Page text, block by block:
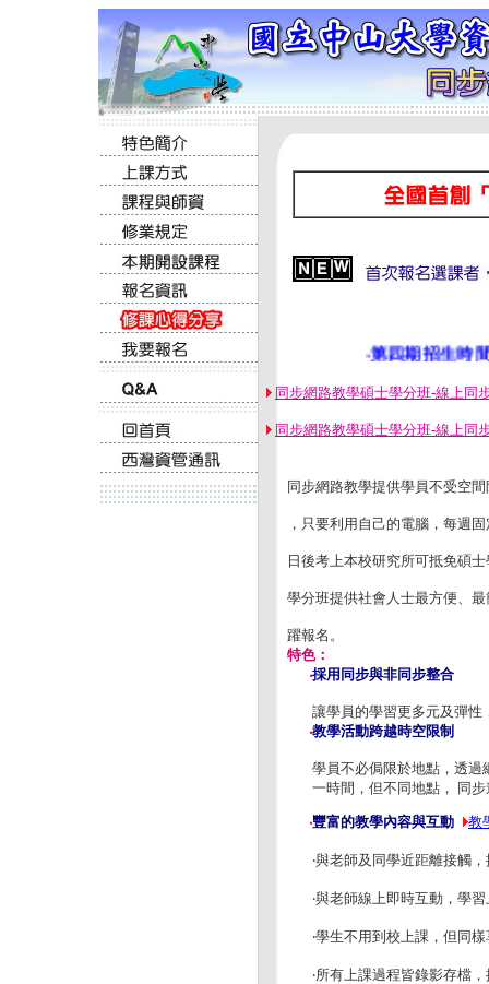
‧第四期招生時間
同步網路教學碩士學分班-線上同
同步網路教學碩士學分班-線上同
同步網路教學提供學員不受空
，只要利用自己的電腦，每週
日後考上本校研究所可抵免碩
學分班提供社會人士最方便、
躍報名。
特色：
‧採用同步與非同步整合
讓學員的學習更多元及彈性
‧教學活動跨越時空限制
學員不必侷限於地點，透過
一時間，但不同地點， 同
‧豐富的教學內容與互動 教
‧與老師及同學近距離接觸
‧與老師線上即時互動，學
‧學生不用到校上課，但同
‧所有上課過程皆錄影存檔